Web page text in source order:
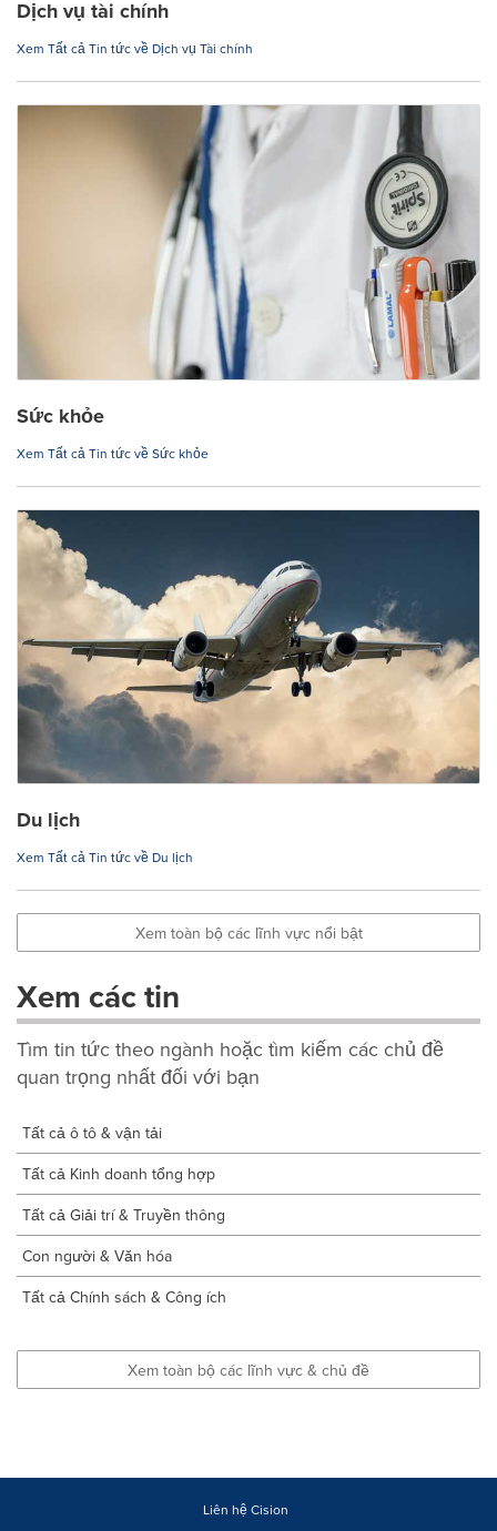
Dịch vụ tài chính
Xem Tất cả Tin tức về Dịch vụ Tài chính
Sức khỏe
Xem Tất cả Tin tức về Sức khỏe
Du lịch
Xem Tất cả Tin tức về Du lịch
Xem toàn bộ các lĩnh vực nổi bật
Xem các tin
Tìm tin tức theo ngành hoặc tìm kiếm các chủ đề
quan trọng nhất đối với bạn
Tất cả ô tô & vận tải
Tất cả Kinh doanh tổng hợp
Tất cả Giải trí & Truyền thông
Con người & Văn hóa
Tất cả Chính sách & Công ích
Xem toàn bộ các lĩnh vực & chủ đề
Liên hệ Cision